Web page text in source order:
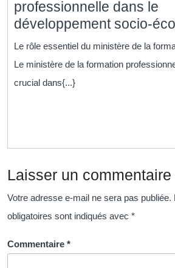
professionnelle dans le
développement socio-
Le rôle essentiel du ministère de la
Le ministère de la formation
crucial dans{...}
Laisser un commentaire
Votre adresse e-mail ne sera pas publiée.
obligatoires sont indiqués avec *
Commentaire *